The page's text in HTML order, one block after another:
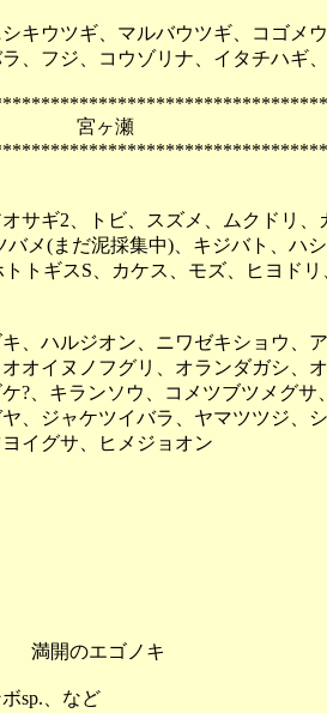
キウツギ、マルバウツギ、コゴメ
フジ、コウゾリナ、イタチハギ
/晴 宮ヶ瀬
サギ2、トビ、スズメ、ムクドリ、
(まだ泥採集中)、キジバト、ハシ
ギスS、カケス、モズ、ヒヨドリ
、ハルジオン、ニワゼキショウ、
イヌノフグリ、オランダガシ、オ
、キランソウ、コメツブツメグサ
ジャケツイバラ、ヤマツツジ、シ
イグサ、ヒメジョオン
満開のエゴノキ
sp.、など